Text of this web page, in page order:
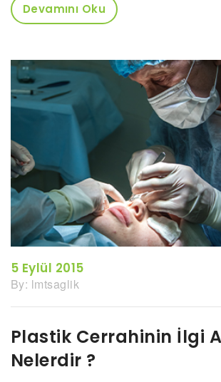
Devamını Oku
5 Eylül 2015
By: lmtsaglik
Plastik Cerrahinin İlgi
Nelerdir ?